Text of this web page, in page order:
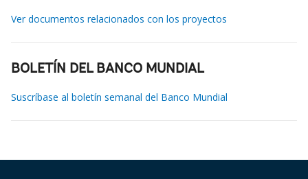
Ver documentos relacionados con los proyectos
BOLETÍN DEL BANCO MUNDIAL
Suscríbase al boletín semanal del Banco Mundial